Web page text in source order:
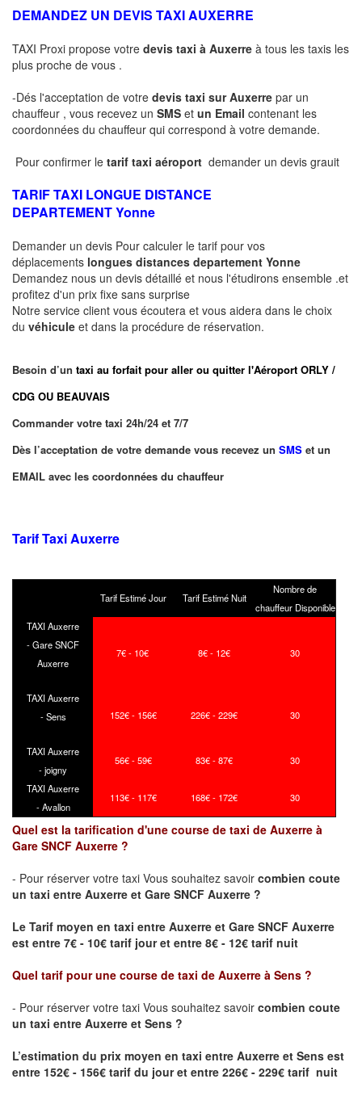
DEMANDEZ UN DEVIS TAXI AUXERRE
TAXI Proxi propose votre devis taxi à Auxerre à tous les taxis les
plus proche de vous .
-Dés l'acceptation de votre devis taxi sur Auxerre par un
chauffeur , vous recevez un SMS et un Email contenant les
coordonnées du chauffeur qui correspond à votre demande.
Pour confirmer le tarif taxi aéroport demander un devis grauit
TARIF TAXI LONGUE DISTANCE
DEPARTEMENTYonne
Demander un devis Pour calculer le tarif pour vos
déplacements longues distances departement Yonne
Demandez nous un devis détaillé et nous l'étudirons ensemble .et
profitez d'un prix fixe sans surprise
Notre service client vous écoutera et vous aidera dans le choix
du véhicule et dans la procédure de réservation.
Besoin d’un taxi au forfait pour aller ou quitter l'Aéroport ORLY /
CDG OU BEAUVAIS
Commander votre taxi 24h/24 et 7/7
Dès l’acceptation de votre demande vous recevez un SMS et un
EMAIL avec les coordonnées du chauffeur
Tarif Taxi Auxerre
Tarif Estimé Jour Tarif Estimé Nuit
Nombre de
chauffeur Disponible
TAXI Auxerre
- Gare SNCF
Auxerre
7€ - 10€ 8€ - 12€ 30
TAXI Auxerre
- Sens
152€ - 156€ 226€ - 229€ 30
TAXI Auxerre
- joigny
56€ - 59€ 83€ - 87€ 30
TAXI Auxerre
- Avallon
113€ - 117€ 168€ - 172€ 30
Quel est la tarification d'une course de taxi de Auxerre à
Gare SNCF Auxerre ?
- Pour réserver votre taxi Vous souhaitez savoir combien coute
un taxi entre Auxerre et Gare SNCF Auxerre ?
Le Tarif moyen en taxi entre Auxerre et Gare SNCF Auxerre
est entre 7€ - 10€ tarif jour et entre 8€ - 12€ tarif nuit
Quel tarif pour une course de taxi de Auxerre à Sens ?
- Pour réserver votre taxi Vous souhaitez savoir combien coute
un taxi entre Auxerre et Sens ?
L’estimation du prix moyen en taxi entre Auxerre et Sens est
entre 152€ - 156€ tarif du jour et entre 226€ - 229€ tarif nuit